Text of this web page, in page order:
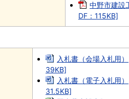
中野市建設
DF：115KB]
入札書（会場入札用
39KB]
入札書（電子入札用
31.5KB]